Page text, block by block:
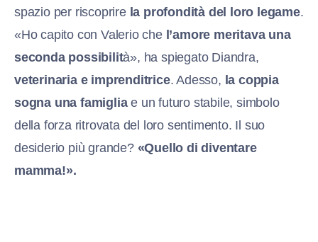
spazio per riscoprire la profondità del loro legame.
«Ho capito con Valerio che l’amore meritava una
seconda possibilità», ha spiegato Diandra,
veterinaria e imprenditrice. Adesso, la coppia
sogna una famigliae un futuro stabile, simbolo
della forza ritrovata del loro sentimento. Il suo
desiderio più grande? «Quello di diventare
mamma!».